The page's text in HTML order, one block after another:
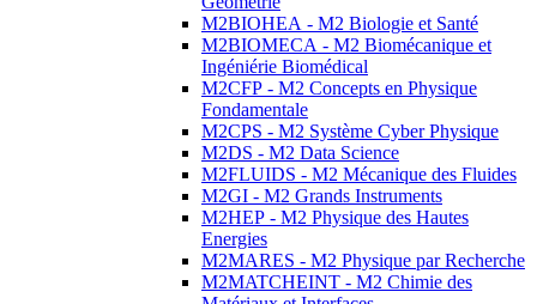
M2BIOHEA - M2 Biologie et Santé
M2BIOMECA - M2 Biomécanique et
Ingéniérie Biomédical
M2CFP - M2 Concepts en Physique
Fondamentale
M2CPS - M2 Système Cyber Physique
M2DS - M2 Data Science
M2FLUIDS - M2 Mécanique des Fluides
M2GI - M2 Grands Instruments
M2HEP - M2 Physique des Hautes
Energies
M2MARES - M2 Physique par Recherche
M2MATCHEINT - M2 Chimie des